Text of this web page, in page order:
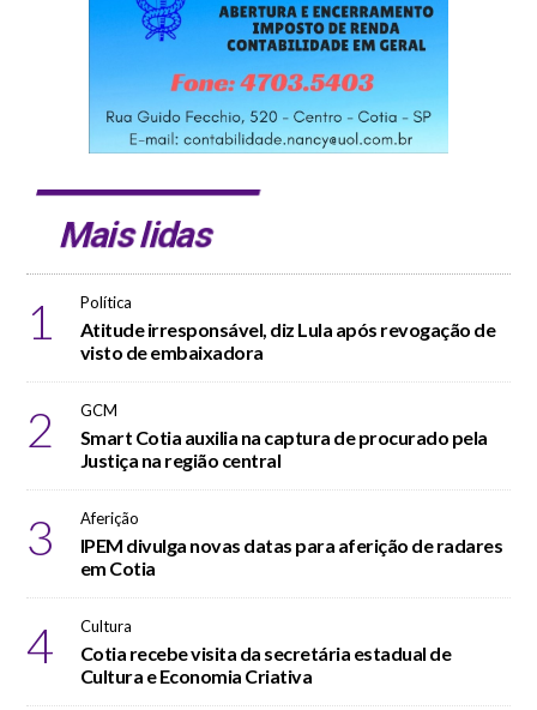
Mais lidas
1 Política
Atitude irresponsável, diz Lula após revogação de
visto de embaixadora
2 GCM
Smart Cotia auxilia na captura de procurado pela
Justiça na região central
3 Aferição
IPEM divulga novas datas para aferição de radares
em Cotia
4 Cultura
Cotia recebe visita da secretária estadual de
Cultura e Economia Criativa